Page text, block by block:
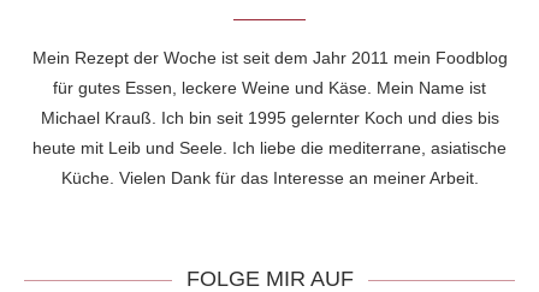
Mein Rezept der Woche ist seit dem Jahr 2011 mein Foodblog
für gutes Essen, leckere Weine und Käse. Mein Name ist
Michael Krauß. Ich bin seit 1995 gelernter Koch und dies bis
heute mit Leib und Seele. Ich liebe die mediterrane, asiatische
Küche. Vielen Dank für das Interesse an meiner Arbeit.
FOLGE MIR AUF